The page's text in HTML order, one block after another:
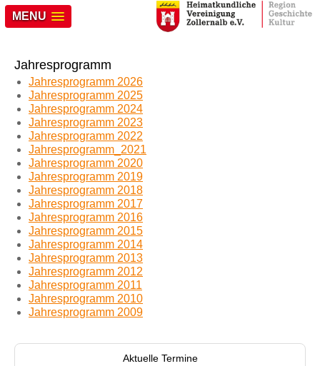
MENU
Jahresprogramm
Jahresprogramm 2026
Jahresprogramm 2025
Jahresprogramm 2024
Jahresprogramm 2023
Jahresprogramm 2022
Jahresprogramm_2021
Jahresprogramm 2020
Jahresprogramm 2019
Jahresprogramm 2018
Jahresprogramm 2017
Jahresprogramm 2016
Jahresprogramm 2015
Jahresprogramm 2014
Jahresprogramm 2013
Jahresprogramm 2012
Jahresprogramm 2011
Jahresprogramm 2010
Jahresprogramm 2009
Aktuelle Termine